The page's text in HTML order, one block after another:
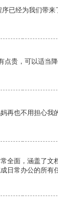
已经为我们带来
点贵，可以适当
再也不用担心我
全面，涵盖了文
日常办公的所有